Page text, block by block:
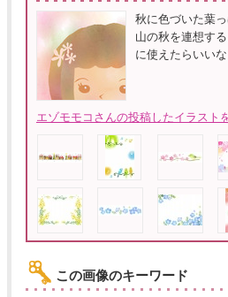
秋に色づいた葉
山の秋を連想す
に使えたらいい
エゾモモコさんの投稿したイラスト
この画像のキーワード